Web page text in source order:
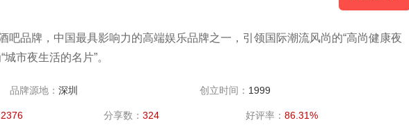
吧品牌，中国最具影响力的高端娱乐品牌之一，引领国际潮流风尚的“高尚健康夜
市夜生活的名片”。
品牌源地： 深圳 创立时间： 1999
2376 分享数： 324 好评率： 86.31%